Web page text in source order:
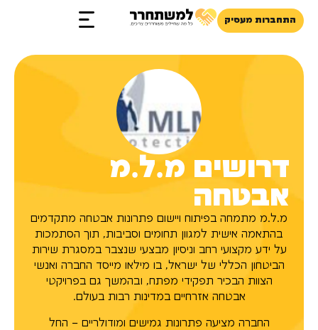
התחברות מעסיק
דרושים מ.ל.מ
אבטחה
מ.ל.מ מתמחה בפיתוח ויישום פתרונות אבטחה מתקדמים
בהתאמה אישית למגוון תחומים וסביבות, תוך הסתמכות
על ידע מקצועי רחב וניסיון מבצעי שנצבר במסגרת שירות
הביטחון הכללי של ישראל, בו מילאו מייסד החברה ואנשי
הצוות הבכיר תפקידי מפתח, ובהמשך גם בפרויקטי
אבטחה אזרחיים במדינות רבות בעולם.
החברה מציעה פתרונות גמישים ומודולריים – החל